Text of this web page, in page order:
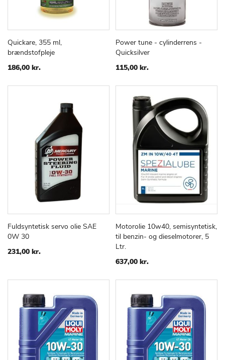
Læg i kurv SAMMENLIGN
Quickare, 355 ml,
brændstofpleje
186,00 kr.
Læg i kurv
TILFØJ
Power tune - cylinderrens -
Quicksilver
115,00 kr.
Læg i kurv
TILFØJSAMMENLIGN
Fuldsyntetisk servo olie SAE
0W 30
231,00 kr.
Læg i kurv
TILFØJ
TIL
Motorolie 10w40, semisyntetisk,
til benzin- og dieselmotorer, 5
Ltr.
637,00 kr.